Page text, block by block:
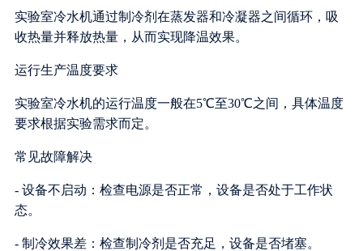
实验室冷水机通过制冷剂在蒸发器和冷凝器之间循环，吸
收热量并释放热量，从而实现降温效果。
运行生产温度要求
实验室冷水机的运行温度一般在5℃至30℃之间，具体温度
要求根据实验需求而定。
常见故障解决
- 设备不启动：检查电源是否正常，设备是否处于工作状
态。
- 制冷效果差：检查制冷剂是否充足，设备是否堵塞。